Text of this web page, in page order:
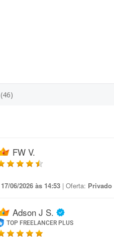
FW V.
17/06/2026 às 14:53 | Oferta: Privado
Adson J S.
TOP FREELANCER PLUS